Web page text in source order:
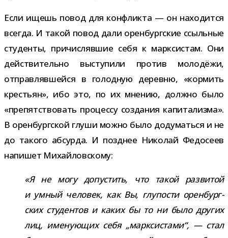
Если ищешь повод для кон­фликта — он нахо­дится
все­гда. И такой повод дали орен­бург­ские ссыль­ные
сту­денты, при­чис­ляв­шие себя к марк­си­стам. Они
дей­стви­тельно высту­пили про­тив моло­дёжи,
отправ­ляв­шейся в голод­ную деревню, «кор­мить
кре­стьян», ибо это, по их мне­нию, должно было
«пре­пят­ство­вать про­цессу созда­ния капи­та­лизма».
В орен­бург­ской глуши можно было доду­маться и не
до такого абсурда. И позд­нее Николай Федосеев
напи­шет Михайловскому:
«Я не могу допу­стить, что такой раз­ви­той
и умный чело­век, как Вы, глу­по­сти орен­бург­
ских сту­ден­тов и каких бы то ни было дру­гих
лиц, име­ну­ю­щих себя „марк­си­стами“, — стал